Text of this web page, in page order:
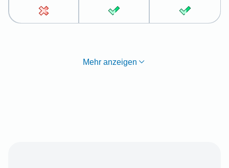
Mehr anzeigen